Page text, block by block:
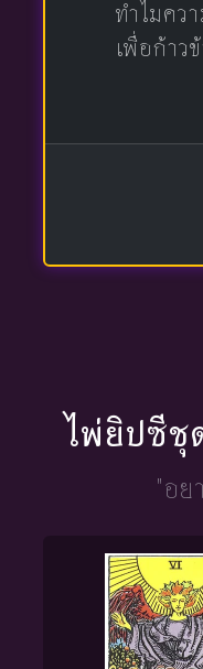
ทำไมคว
เพื่อก้าว
ไพ่ยิปซีชุ
"อย